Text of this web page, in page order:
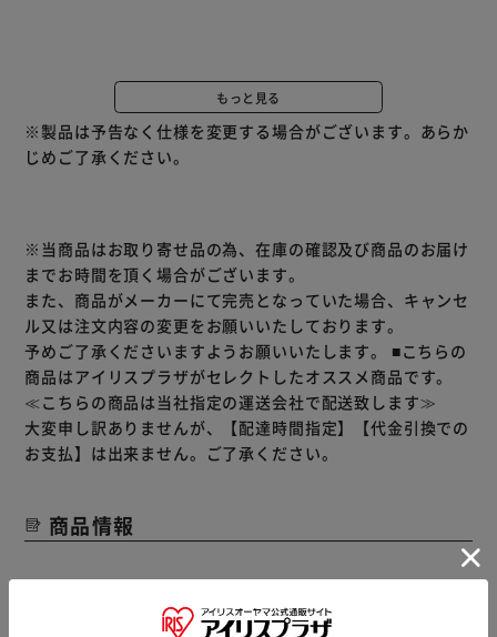
滑らかな曲線フォルムと、大人可愛いカラーがポイント。
ほどよいコンパクトサイズ。
こちらの商品はメーカー直送品のため、初期不良以外の返
品・交換は承れませんので、あらかじめご了承ください。
もっと見る
※製品は予告なく仕様を変更する場合がございます。あらか
じめご了承ください。
※当商品はお取り寄せ品の為、在庫の確認及び商品のお届け
までお時間を頂く場合がございます。
また、商品がメーカーにて完売となっていた場合、キャンセ
ル又は注文内容の変更をお願いいたしております。
予めご了承くださいますようお願いいたします。 ■こちらの
商品はアイリスプラザがセレクトしたオススメ商品です。
≪こちらの商品は当社指定の運送会社で配送致します≫
大変申し訳ありませんが、【配達時間指定】【代金引換での
お支払】は出来ません。ご了承ください。
商品情報